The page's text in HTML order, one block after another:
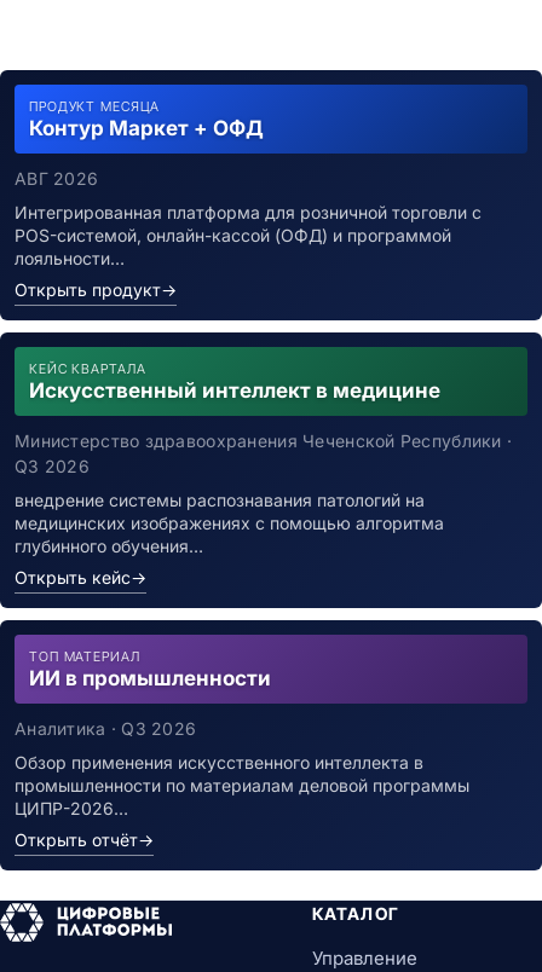
ПРОДУКТ МЕСЯЦА
Контур Маркет + ОФД
АВГ 2026
Интегрированная платформа для розничной торговли с
POS-системой, онлайн-кассой (ОФД) и программой
лояльности…
Открыть продукт→
КЕЙС КВАРТАЛА
Искусственный интеллект в медицине
Министерство здравоохранения Чеченской Республики ·
Q3 2026
внедрение системы распознавания патологий на
медицинских изображениях с помощью алгоритма
глубинного обучения…
Открыть кейс→
ТОП МАТЕРИАЛ
ИИ в промышленности
Аналитика · Q3 2026
Обзор применения искусственного интеллекта в
промышленности по материалам деловой программы
ЦИПР-2026…
Открыть отчёт→
КАТАЛОГ
Управление